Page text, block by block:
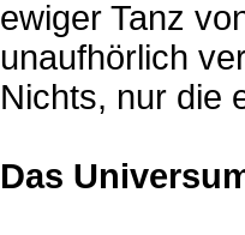
ewiger Tanz
unaufhörlich
Nichts, nur die
Das